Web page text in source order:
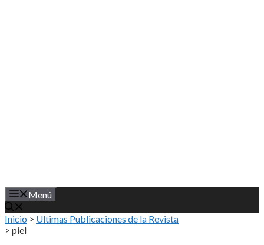
Menú
Inicio > Ultimas Publicaciones de la Revista
> piel